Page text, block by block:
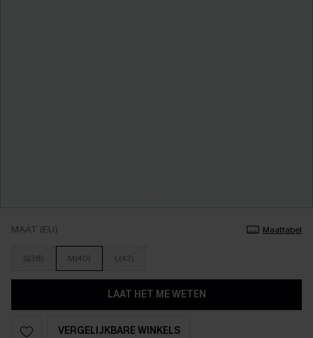
MAAT (EU) Maattabel
S(38) M(40) L(42)
LAAT HET ME WETEN
VERGELIJKBARE WINKELS